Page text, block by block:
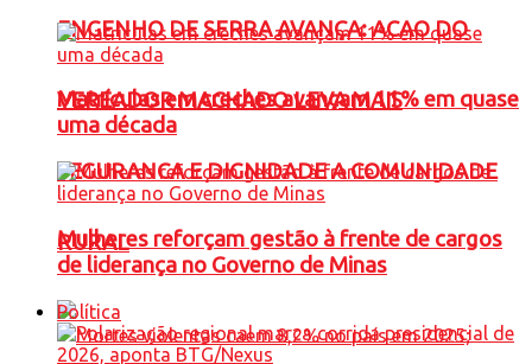
ENGENHO DE SERRA AVANÇA: ACAO DO
VEREADOR MACHADO LEVA MAIS
SEGURANCA E DIGNIDADE A COMUNIDADE
RURAL
Matrículas em creches avançam 11% em quase
uma década
Mulheres reforçam gestão à frente de cargos
de liderança no Governo de Minas
Política